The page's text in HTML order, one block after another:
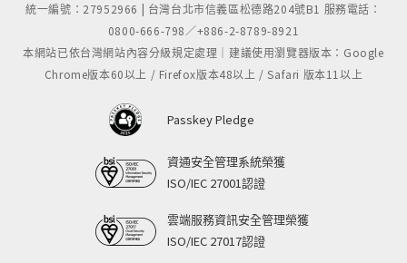
統一編號：27952966 | 台灣台北市信義區松德路204號B1 服務電話：
0800-666-798／+886-2-8789-8921
本網站已依台灣網站內容分級規定處理｜建議使用瀏覽器版本：Google
Chrome版本60以上 / Firefox版本48以上 / Safari 版本11以上
Passkey Pledge
資通安全管理系統榮獲
ISO/IEC 27001認證
雲端服務資訊安全管理榮獲
ISO/IEC 27017認證